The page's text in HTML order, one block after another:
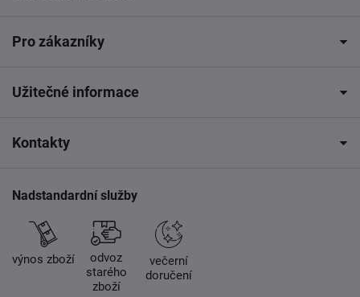
Pro zákazníky
Užitečné informace
Kontakty
Nadstandardní služby
výnos zboží
odvoz
starého
zboží
večerní
doručení